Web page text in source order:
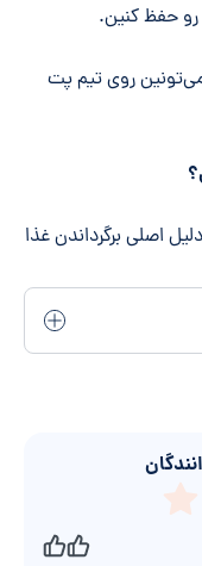
حفظ کنین.
روی تیم پت
اصلی برگرداندن غذا